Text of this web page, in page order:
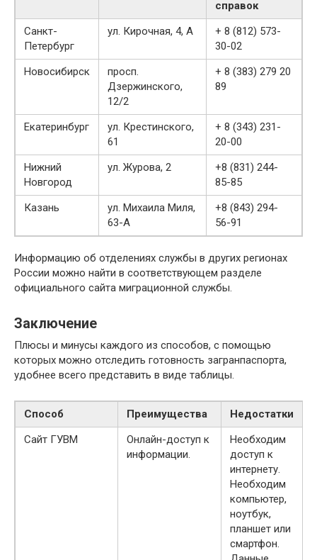
справок
Санкт-
Петербург
ул. Кирочная, 4, А
+ 8 (812) 573-
30-02
Новосибирск
просп.
Дзержинского,
12/2
+ 8 (383) 279 20
89
Екатеринбург
ул. Крестинского,
61
+ 8 (343) 231-
20-00
Нижний
Новгород
ул. Журова, 2
+8 (831) 244-
85-85
Казань
ул. Михаила Миля,
63-А
+8 (843) 294-
56-91
Информацию об отделениях службы в других регионах
России можно найти в соответствующем разделе
официального сайта миграционной службы.
Заключение
Плюсы и минусы каждого из способов, с помощью
которых можно отследить готовность загранпаспорта,
удобнее всего представить в виде таблицы.
Способ Преимущества
Недостатки
Сайт ГУВМ
Онлайн-доступ к
информации.
Необходим
доступ к
интернету.
Необходим
компьютер,
ноутбук,
планшет или
смартфон.